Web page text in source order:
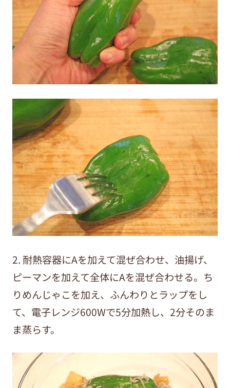
2. 耐熱容器にAを加えて混ぜ合わせ、油揚げ、
ピーマンを加えて全体にAを混ぜ合わせる。ち
りめんじゃこを加え、ふんわりとラップをし
て、電子レンジ600Wで5分加熱し、2分そのま
ま蒸らす。